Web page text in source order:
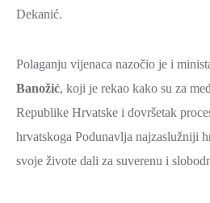
Dekanić.
Polaganju vijenaca nazočio je i
Banožić, koji je rekao kako su za
Republike Hrvatske i dovršetak
hrvatskoga Podunavlja najzaslužniji
svoje živote dali za suverenu i